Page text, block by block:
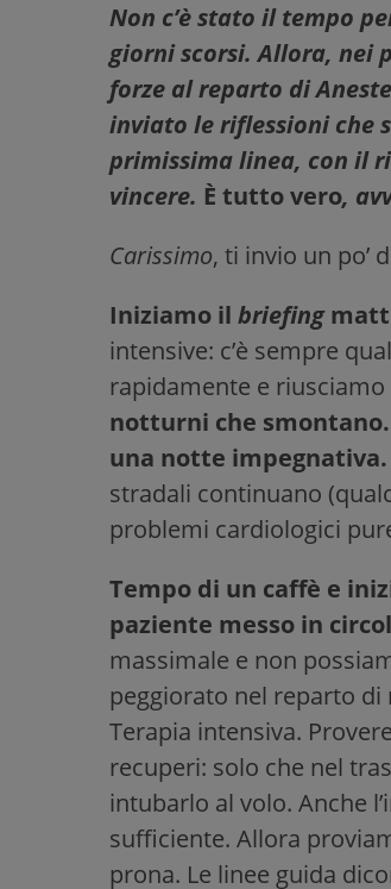
Non c’è stato il tempo
giorni scorsi. Allora, nei
forze al reparto di
inviato le riflessioni che
primissima linea, con il
vincere. È tutto vero,
Carissimo, ti invio un po’
Iniziamo il briefing
intensive: c’è sempre
rapidamente e
notturni che smontano.
una notte impegnativa.
stradali continuano
problemi cardiologici
Tempo di un caffè e
paziente messo in
massimale e non
peggiorato nel reparto di
Terapia intensiva.
recuperi: solo che nel
intubarlo al volo. Anche
sufficiente. Allora
prona. Le linee guida